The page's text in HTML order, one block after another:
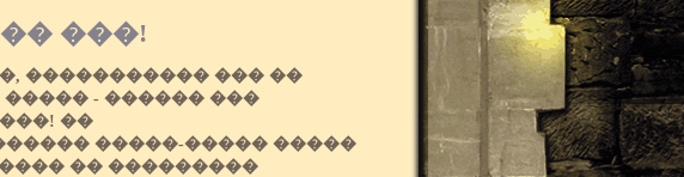
���!
����������� ��� ��
- ������ ���
��
�����-����� �����
�� ���������